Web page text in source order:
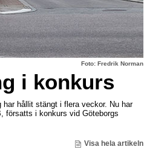
Foto: Fredrik Norman
i konkurs
har hållit stängt i flera veckor. Nu har
försatts i konkurs vid Göteborgs
Visa hela artikeln